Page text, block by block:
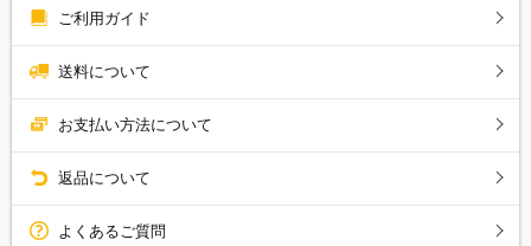
ご利用ガイド
送料について
お支払い方法について
返品について
よくあるご質問